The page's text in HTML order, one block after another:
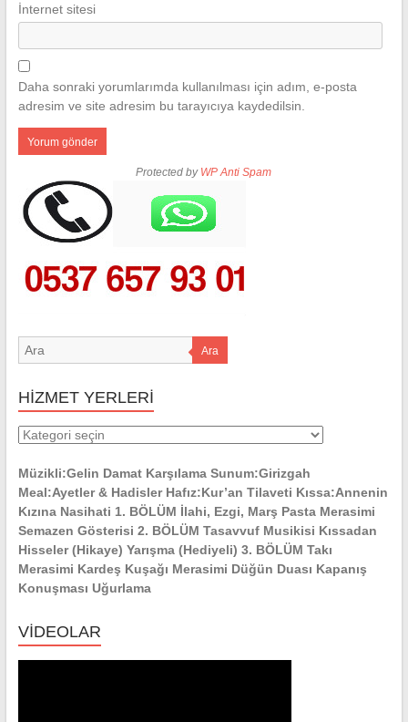
İnternet sitesi
Daha sonraki yorumlarımda kullanılması için adım, e-posta
adresim ve site adresim bu tarayıcıya kaydedilsin.
Protected by WP Anti Spam
Ara
HİZMET YERLERİ
HİZMET
Müzikli:Gelin Damat Karşılama Sunum:Girizgah
Meal:Ayetler & Hadisler Hafız:Kur’an Tilaveti Kıssa:Annenin
Kızına Nasihati 1. BÖLÜM İlahi, Ezgi, Marş Pasta Merasimi
Semazen Gösterisi 2. BÖLÜM Tasavvuf Musikisi Kıssadan
Hisseler (Hikaye) Yarışma (Hediyeli) 3. BÖLÜM Takı
Merasimi Kardeş Kuşağı Merasimi Düğün Duası Kapanış
Konuşması Uğurlama
VİDEOLAR